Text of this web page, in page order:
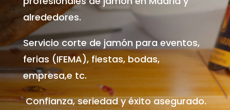
alrededores.
Servicio corte de jamón para eventos,
ferias (IFEMA), fiestas, bodas,
empresa,e tc.
Confianza, seriedad y éxito asegurado.